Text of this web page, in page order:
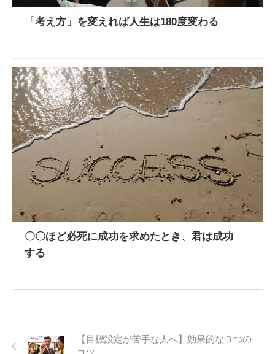
「考え方」を変えれば人生は180度変わる
〇〇ほど必死に成功を求めたとき、君は成功
する
【目標設定が苦手な人へ】効果的な３つの